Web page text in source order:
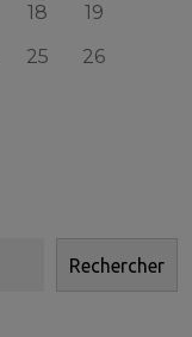
18
19
25
26
Rechercher